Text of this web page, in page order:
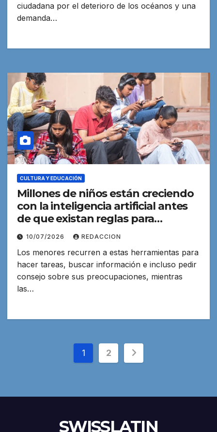
ciudadana por el deterioro de los océanos y una
demanda…
CULTURA Y EDUCACIÓN
Millones de niños están creciendo
con la inteligencia artificial antes
de que existan reglas para
protegerlos
10/07/2026 REDACCION
Los menores recurren a estas herramientas para
hacer tareas, buscar información e incluso pedir
consejo sobre sus preocupaciones, mientras
las…
Paginación
entradas
1 2
SWISSLATIN